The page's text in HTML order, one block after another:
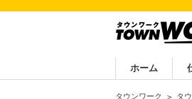
ホーム
タウンワーク タ